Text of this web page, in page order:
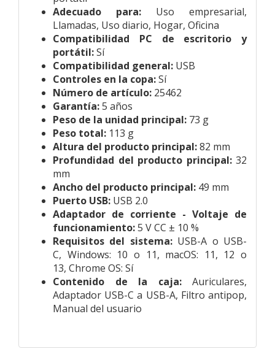
Adecuado para: Uso empresarial,
Llamadas, Uso diario, Hogar, Oficina
Compatibilidad PC de escritorio y
portátil:Sí
Compatibilidad general: USB
Controles en la copa:Sí
Número de artículo: 25462
Garantía:5 años
Peso de la unidad principal: 73 g
Peso total: 113 g
Altura del producto principal:82 mm
Profundidad del producto principal:32
mm
Ancho del producto principal: 49 mm
Puerto USB: USB 2.0
Adaptador de corriente - Voltaje de
funcionamiento:5 V CC ± 10 %
Requisitos del sistema: USB-A o USB-
C, Windows: 10 o 11, macOS: 11, 12 o
13, Chrome OS: Sí
Contenido de la caja:Auriculares,
Adaptador USB-C a USB-A, Filtro antipop,
Manual del usuario